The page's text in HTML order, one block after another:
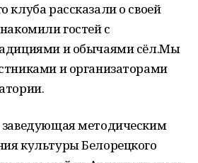
клуба рассказали о своей
гостей с
и обычаями сёл.Мы
и организаторами
методическим
культуры Белорецкого